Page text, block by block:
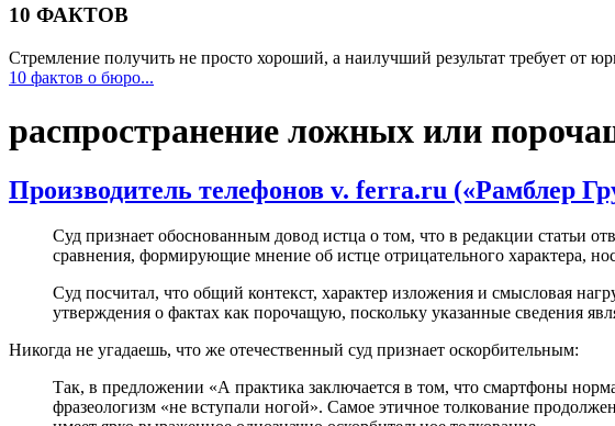
10 ФАКТОВ
Стремление получить не просто хороший, а наилучший результат требует от
10 фактов о бюро...
распространение ложных или
Производитель телефонов v. ferra.ru («Рамблер
Суд признает обоснованным довод истца о том, что в редакции статьи
сравнения, формирующие мнение об истце отрицательного характера,
Суд посчитал, что общий контекст, характер изложения и смысловая
утверждения о фактах как порочащую, поскольку указанные сведения
Никогда не угадаешь, что же отечественный суд признает оскорбительным:
Так, в предложении «А практика заключается в том, что смартфоны
фразеологизм «не вступали ногой». Самое этичное толкование